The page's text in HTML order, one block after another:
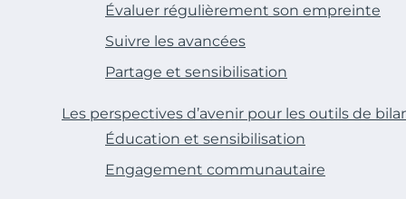
Évaluer régulièrement son empreinte
Suivre les avancées
Partage et sensibilisation
Les perspectives d’avenir pour les outils de
Éducation et sensibilisation
Engagement communautaire